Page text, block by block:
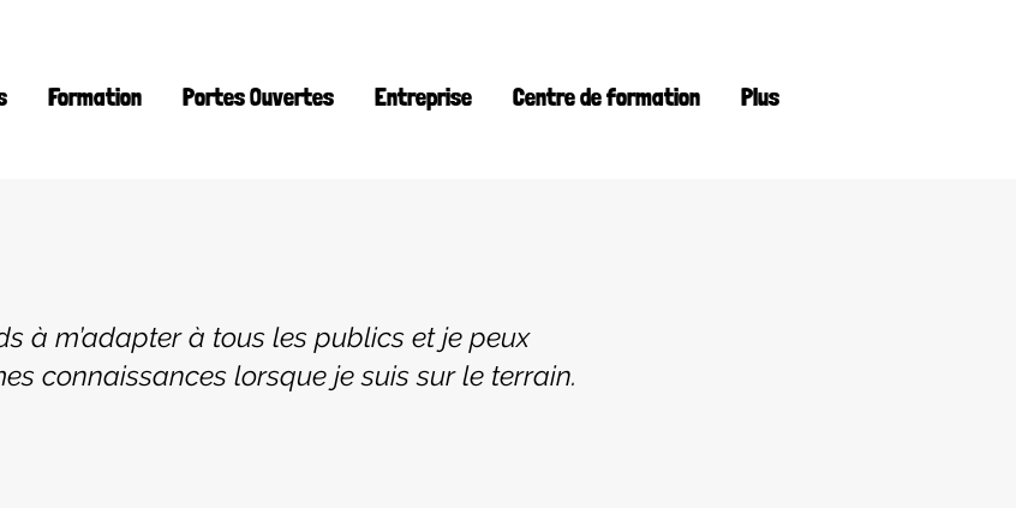
Formation Portes Ouvertes Entreprise Centre de formation Plus
à m’adapter à tous les publics et je peux
connaissances lorsque je suis sur le terrain.